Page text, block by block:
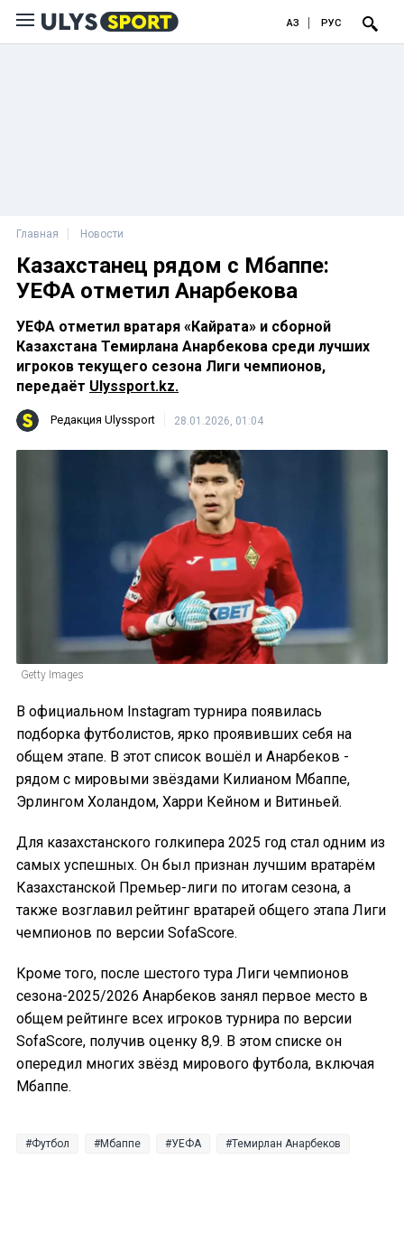
ҚАЗ РУС
Главная Новости
Казахстанец рядом с Мбаппе:
УЕФА отметил Анарбекова
УЕФА отметил вратаря «Кайрата» и сборной
Казахстана Темирлана Анарбекова среди лучших
игроков текущего сезона Лиги чемпионов,
передаёт Ulyssport.kz.
Редакция Ulyssport 28.01.2026, 01:04
Getty Images
В официальном Instagram турнира появилась
подборка футболистов, ярко проявивших себя на
общем этапе. В этот список вошёл и Анарбеков -
рядом с мировыми звёздами Килианом Мбаппе,
Эрлингом Холандом, Харри Кейном и Витиньей.
Для казахстанского голкипера 2025 год стал одним из
самых успешных. Он был признан лучшим вратарём
Казахстанской Премьер-лиги по итогам сезона, а
также возглавил рейтинг вратарей общего этапа Лиги
чемпионов по версии SofaScore.
Кроме того, после шестого тура Лиги чемпионов
сезона-2025/2026 Анарбеков занял первое место в
общем рейтинге всех игроков турнира по версии
SofaScore, получив оценку 8,9. В этом списке он
опередил многих звёзд мирового футбола, включая
Мбаппе.
Футбол Мбаппе УЕФА Темирлан Анарбеков